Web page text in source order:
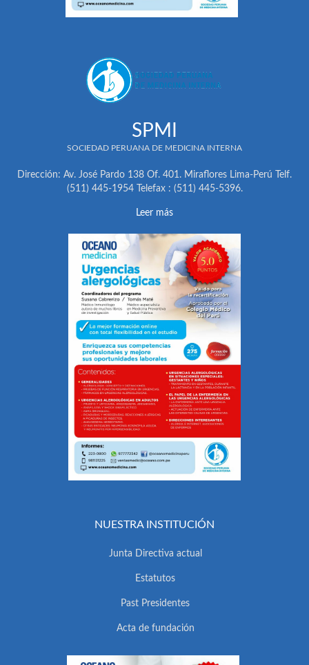
SPMI
SOCIEDAD PERUANA DE MEDICINA INTERNA
Dirección: Av. José Pardo 138 Of. 401. Miraflores Lima-Perú Telf.
(511) 445-1954 Telefax : (511) 445-5396.
Leer más
NUESTRA INSTITUCIÓN
Junta Directiva actual
Estatutos
Past Presidentes
Acta de fundación